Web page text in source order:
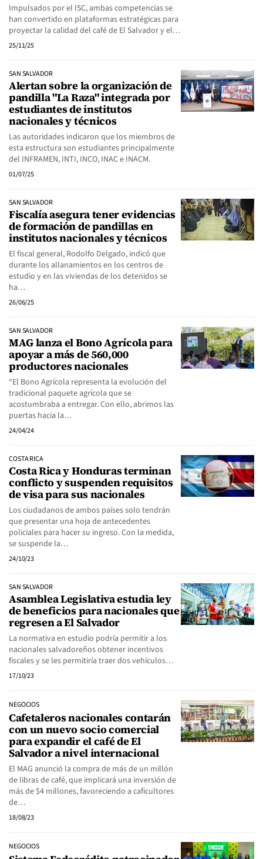
Impulsados por el ISC, ambas competencias se
han convertido en plataformas estratégicas para
proyectar la calidad del café de El Salvador y el…
25/11/25
SAN SALVADOR
Alertan sobre la organización de
pandilla "La Raza" integrada por
estudiantes de institutos
nacionales y técnicos
Las autoridades indicaron que los miembros de
esta estructura son estudiantes principalmente
del INFRAMEN, INTI, INCO, INAC e INACM.
01/07/25
SAN SALVADOR
Fiscalía asegura tener evidencias
de formación de pandillas en
institutos nacionales y técnicos
El fiscal general, Rodolfo Delgado, indicó que
durante los allanamientos en los centros de
estudio y en las viviendas de los detenidos se
ha…
26/06/25
SAN SALVADOR
MAG lanza el Bono Agrícola para
apoyar a más de 560,000
productores nacionales
“El Bono Agrícola representa la evolución del
tradicional paquete agrícola que se
acostumbraba a entregar. Con ello, abrimos las
puertas hacia la…
24/04/24
COSTA RICA
Costa Rica y Honduras terminan
conflicto y suspenden requisitos
de visa para sus nacionales
Los ciudadanos de ambos países solo tendrán
que presentar una hoja de antecedentes
policiales para hacer su ingreso. Con la medida,
se suspende la…
24/10/23
SAN SALVADOR
Asamblea Legislativa estudia ley
de beneficios para nacionales que
regresen a El Salvador
La normativa en estudio podría permitir a los
nacionales salvadoreños obtener incentivos
fiscales y se les permitiría traer dos vehículos…
17/10/23
NEGOCIOS
Cafetaleros nacionales contarán
con un nuevo socio comercial
para expandir el café de El
Salvador a nivel internacional
El MAG anunció la compra de más de un millón
de libras de café, que implicará una inversión de
más de $4 millones, favoreciendo a caficultores
de…
18/08/23
NEGOCIOS